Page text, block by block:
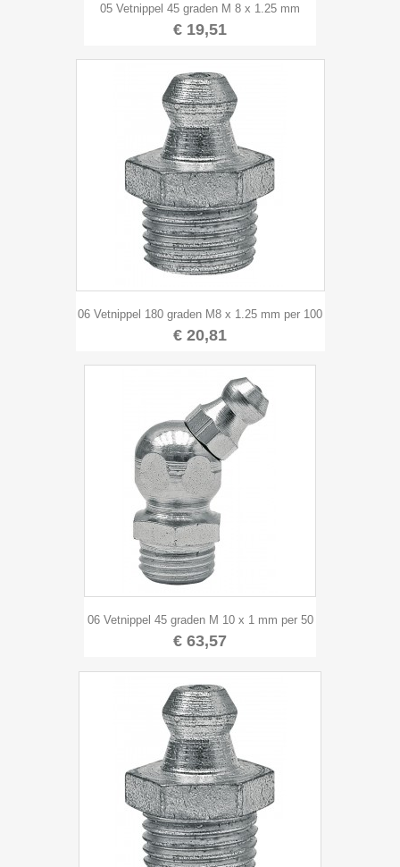
05 Vetnippel 45 graden M 8 x 1.25 mm
€ 19,51
06 Vetnippel 180 graden M8 x 1.25 mm per 100
€ 20,81
06 Vetnippel 45 graden M 10 x 1 mm per 50
€ 63,57